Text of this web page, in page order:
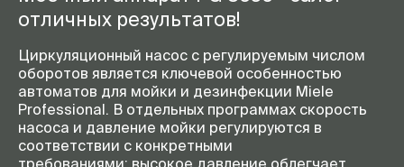
Индикатор выполнения
программы
есть
Выбор языка сообщений на
дисплее
есть
отличных результатов!
Циркуляционный насос с регулируемым числом
оборотов является ключевой особенностью
автоматов для мойки и дезинфекции Miele
Professional. В отдельных программах скорость
насоса и давление мойки регулируются в
соответствии с конкретными
требованиями: высокое давление облегчает